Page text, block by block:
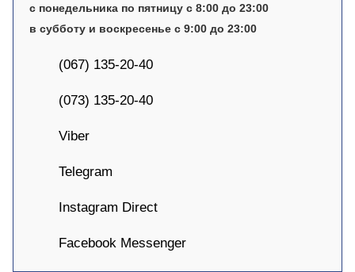
с понедельника по пятницу с 8:00 до 23:00
в субботу и воскресенье с 9:00 до 23:00
(067) 135-20-40
(073) 135-20-40
Viber
Telegram
Instagram Direct
Facebook Messenger